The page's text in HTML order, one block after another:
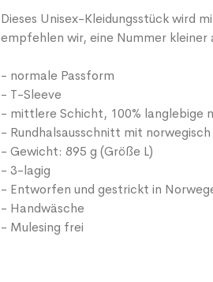
Dieses Unisex-Kleidungsstück wird
empfehlen wir, eine Nummer kleiner
- normale Passform
- T-Sleeve
- mittlere Schicht, 100% langlebige
- Rundhalsausschnitt mit
- Gewicht: 895 g (Größe L)
- 3-lagig
- Entworfen und gestrickt in
- Handwäsche
- Mulesing frei